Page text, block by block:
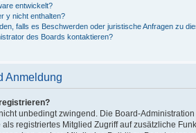
entwickelt?
y nicht enthalten?
falls es Beschwerden oder juristische Anfragen zu
des Boards kontaktieren?
Anmeldung
unbedingt zwingend. Die Board-
registriertes Mitglied Zugriff auf zusätzliche